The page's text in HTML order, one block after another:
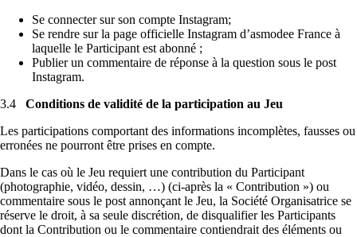
Se connecter sur son compte Instagram;
Se rendre sur la page officielle Instagram d’asmodee France à
laquelle le Participant est abonné ;
Publier un commentaire de réponse à la question sous le post
Instagram.
3.4 Conditions de validité de la participation au Jeu
Les participations comportant des informations incomplètes, fausses ou
erronées ne pourront être prises en compte.
Dans le cas où le Jeu requiert une contribution du Participant
(photographie, vidéo, dessin, …) (ci-après la « Contribution ») ou
commentaire sous le post annonçant le Jeu, la Société Organisatrice se
réserve le droit, à sa seule discrétion, de disqualifier les Participants
dont la Contribution ou le commentaire contiendrait des éléments ou